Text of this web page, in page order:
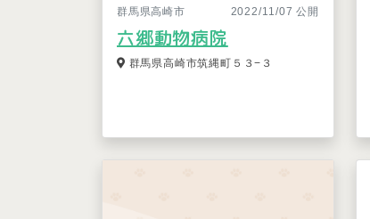
群馬県高崎市 2022/11/07 公開
六郷動物病院
群馬県高崎市筑縄町５３−３